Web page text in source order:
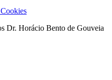
Dr. Horácio Bento de Gouveia